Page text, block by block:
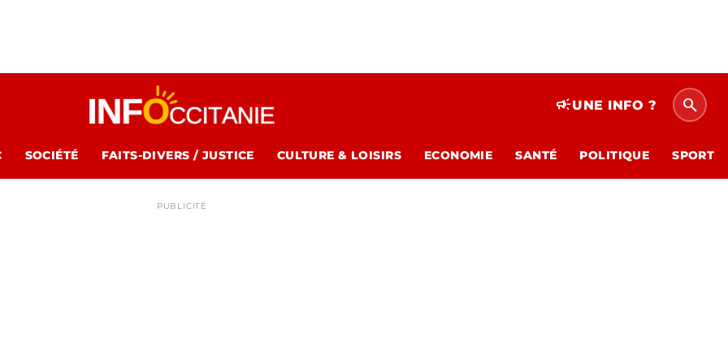
campaignUNE INFO ? search
SOCIÉTÉ FAITS-DIVERS / JUSTICE CULTURE & LOISIRS ECONOMIE SANTÉ POLITIQUE SPORT
PUBLICITÉ